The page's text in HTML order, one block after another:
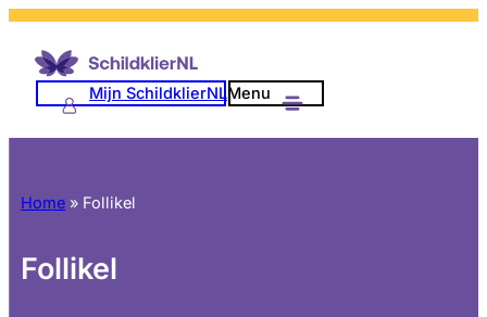
Mijn SchildklierNLMenu
Home » Follikel
Follikel